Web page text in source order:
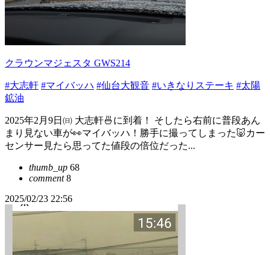
クラウンマジェスタ GWS214
#大志軒 #マイバッハ #仙台大観音 #いきなりステーキ #太陽
鉱油
2025年2月9日㈰ 大志軒🍜に到着！ そしたら右前に普段あん
まり見ない車が👀マイバッハ！勝手に撮ってしまった🐷カー
センサー見たら思ってた値段の倍位だった...
thumb_up 68
comment8
2025/02/23 22:56